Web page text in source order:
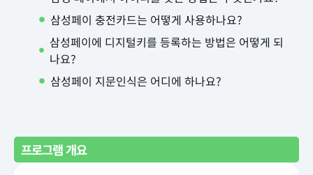
삼성페이 충전카드는 어떻게 사용하나요?
삼성페이에 디지털키를 등록하는 방법은 어떻게 되
나요?
삼성페이 지문인식은 어디에 하나요?
프로그램 개요